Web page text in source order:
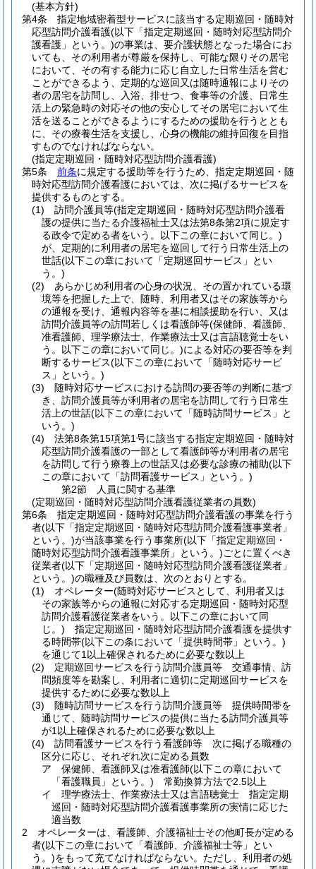
(基本方針)
第4条
指定地域密着型サービスに該当する定期巡回・随時対
応型訪問介護看護(以下「指定定期巡回・随時対応型訪問介
護看護」という。)の事業は、要介護状態となった場合にお
いても、その利用者が尊厳を保持し、可能な限りその居宅
において、その有する能力に応じ自立した日常生活を営む
ことができるよう、定期的な巡回又は随時通報によりその
者の居宅を訪問し、入浴、排せつ、食事等の介護、日常生
活上の緊急時の対応その他の安心してその居宅において生
活を送ることができるようにするための援助を行うととも
に、その療養生活を支援し、心身の機能の維持回復を目指
すものでなければならない。
(指定定期巡回・随時対応型訪問介護看護)
第5条
前条に規定する援助等を行うため、指定定期巡回・随
時対応型訪問介護看護においては、次に掲げるサービスを
提供するものとする。
(1)
訪問介護員等(指定定期巡回・随時対応型訪問介護看
護の提供に当たる介護福祉士又は法第8条第2項に規定す
る政令で定める者をいう。以下この章において同じ。)
が、定期的に利用者の居宅を巡回して行う日常生活上の
世話(以下この章において「定期巡回サービス」とい
う。)
(2)
あらかじめ利用者の心身の状況、その置かれている環
境等を把握した上で、随時、利用者又はその家族等から
の通報を受け、通報内容等を基に相談援助を行い、又は
訪問介護員等の訪問若しくは看護師等(保健師、看護師、
准看護師、理学療法士、作業療法士又は言語聴覚士をい
う。以下この章において同じ。)による対応の要否等を判
断するサービス(以下この章において「随時対応サービ
ス」という。)
(3)
随時対応サービスにおける訪問の要否等の判断に基づ
き、訪問介護員等が利用者の居宅を訪問して行う日常生
活上の世話(以下この章において「随時訪問サービス」と
いう。)
(4)
法第8条第15項第1号に該当する指定定期巡回・随時対
応型訪問介護看護の一部として看護師等が利用者の居宅
を訪問して行う療養上の世話又は必要な診療の補助(以下
この章において「訪問看護サービス」という。)
第2節
人員に関する基準
(定期巡回・随時対応型訪問介護看護従業者の員数)
第6条
指定定期巡回・随時対応型訪問介護看護の事業を行う
者(以下「指定定期巡回・随時対応型訪問介護看護事業者」
という。)が当該事業を行う事業所(以下「指定定期巡回・
随時対応型訪問介護看護事業所」という。)ごとに置くべき
従業者(以下「定期巡回・随時対応型訪問介護看護従業者」
という。)の職種及び員数は、次のとおりとする。
(1)
オペレーター(随時対応サービスとして、利用者又は
その家族等からの通報に対応する定期巡回・随時対応型
訪問介護看護従業者をいう。以下この章において同
じ。) 指定定期巡回・随時対応型訪問介護看護を提供す
る時間帯(以下この条において「提供時間帯」という。)
を通じて1以上確保されるために必要な数以上
(2)
定期巡回サービスを行う訪問介護員等 交通事情、訪
問頻度等を勘案し、利用者に適切に定期巡回サービスを
提供するために必要な数以上
(3)
随時訪問サービスを行う訪問介護員等 提供時間帯を
通じて、随時訪問サービスの提供に当たる訪問介護員等
が1以上確保されるために必要な数以上
(4)
訪問看護サービスを行う看護師等 次に掲げる職種の
区分に応じ、それぞれ次に定める員数
ア
保健師、看護師又は准看護師(以下この章において
「看護職員」という。) 常勤換算方法で2.5以上
イ
理学療法士、作業療法士又は言語聴覚士 指定定期
巡回・随時対応型訪問介護看護事業所の実情に応じた
適当数
2
オペレーターは、看護師、介護福祉士その他町長が定める
者(以下この章において「看護師、介護福祉士等」とい
う。)をもって充てなければならない。 ただし、利用者の処